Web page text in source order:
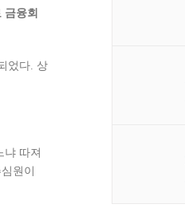
금융회
었다. 상
냐 따져
원이